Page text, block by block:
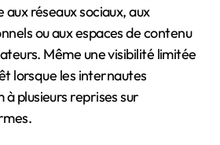
réseaux sociaux, aux
ou aux espaces de contenu
Même une visibilité limitée
lorsque les internautes
plusieurs reprises sur